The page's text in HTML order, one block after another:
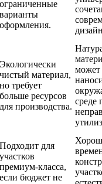
ограниченные
варианты
оформления.
Экологически
чистый материал,
но требует
больше ресурсов
для производства.
может
среде
Подходит для
участков
премиум-класса,
если бюджет не